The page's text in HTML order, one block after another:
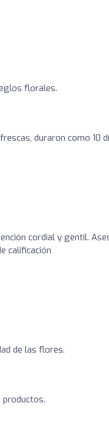
florales.
duraron como 10
cordial y gentil.
calificación
de las flores.
productos.